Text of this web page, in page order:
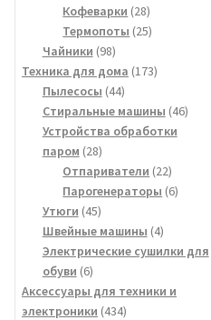
товара
Кофеварки 2828
товаров
Термопоты 2525
Чайники 9898
товаров
Техника для дома 173173
Пылесосы 4444
товара
Стиральные машины 4646
Устройства обработки
паром 2828
товаров
Отпариватели 2222
товара
Парогенераторы 66
Утюги 4545
товаров
Швейные машины 44
товара
Электрические сушилки для
обуви 66
товаров
Аксессуары для техники и
электроники 434434